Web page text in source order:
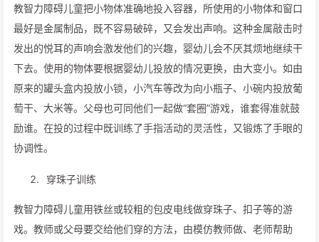
教智力障碍儿童把小物体准确地投入容器，所使用的小物体和窗口
最好是金属制品，既不容易破碎，又会发出声响。这种金属敲击时
发出的悦耳的声响会激发他们的兴趣，婴幼儿会不厌其烦地继续干
下去。使用的物体要根据婴幼儿投放的情况更换，由大变小。如由
原来的罐头盒内投放小锁，小汽车等改为向小瓶子、小碗内投放葡
萄干、大米等。父母也可同他们一起做“套圈”游戏，谁套得准就鼓
励谁。在投的过程中既训练了手指活动的灵活性，又锻炼了手眼的
协调性。
穿珠子训练
教智力障碍儿童用铁丝或较粗的包皮电线做穿珠子、扣子等的游
戏。教师或父母要交给他们穿的方法，由模仿教师做、老师帮助